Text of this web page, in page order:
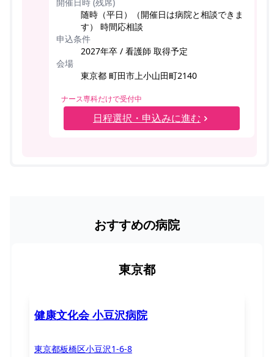
随時（平日）（開催日は病院と相談できま
す） 時間応相談
申込条件
2027年卒 / 看護師 取得予定
会場
東京都 町田市上小山田町2140
ナース専科だけで受付中
日程選択・申込みに進む
おすすめの病院
東京都
健康文化会 小豆沢病院
東京都板橋区小豆沢1-6-8